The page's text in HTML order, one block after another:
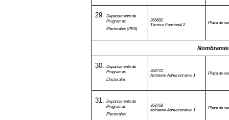
Departamento de
Programas
Electorales (PES)
368682,
Técnico Funcional 2
Plaza de
Departamento de
Programas
Electorales
368772,
Asistente Administrativo 1
Plaza de
Departamento de
Programas
Electorales
368769,
Asistente Administrativo 1
Plaza de